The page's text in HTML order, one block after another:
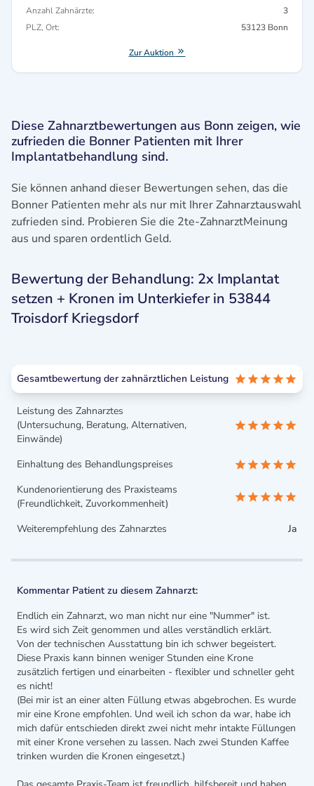
Anzahl Zahnärzte:
3
PLZ, Ort:
53123 Bonn
Zur Auktion
Diese Zahnarztbewertungen aus Bonn zeigen, wie
zufrieden die Bonner Patienten mit Ihrer
Implantatbehandlung sind.
Sie können anhand dieser Bewertungen sehen, das die
Bonner Patienten mehr als nur mit Ihrer Zahnarztauswahl
zufrieden sind. Probieren Sie die 2te-ZahnarztMeinung
aus und sparen ordentlich Geld.
Bewertung der Behandlung: 2x Implantat
setzen + Kronen im Unterkiefer in 53844
Troisdorf Kriegsdorf
Gesamtbewertung der zahnärztlichen Leistung
Leistung des Zahnarztes
(Untersuchung, Beratung, Alternativen,
Einwände)
Einhaltung des Behandlungspreises
Kundenorientierung des Praxisteams
(Freundlichkeit, Zuvorkommenheit)
Weiterempfehlung des Zahnarztes
Ja
Kommentar Patient zu diesem Zahnarzt:
Endlich ein Zahnarzt, wo man nicht nur eine "Nummer" ist.
Es wird sich Zeit genommen und alles verständlich erklärt.
Von der technischen Ausstattung bin ich schwer begeistert.
Diese Praxis kann binnen weniger Stunden eine Krone
zusätzlich fertigen und einarbeiten - flexibler und schneller geht
es nicht!
(Bei mir ist an einer alten Füllung etwas abgebrochen. Es wurde
mir eine Krone empfohlen. Und weil ich schon da war, habe ich
mich dafür entschieden direkt zwei nicht mehr intakte Füllungen
mit einer Krone versehen zu lassen. Nach zwei Stunden Kaffee
trinken wurden die Kronen eingesetzt.)